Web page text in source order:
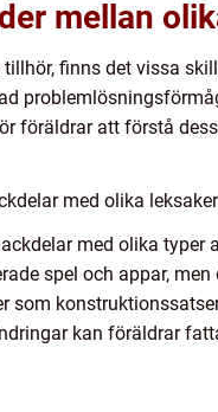
mellan
finns det vissa
föräldrar att förstå
med olika
med olika typer
spel och appar,
som
kan föräldrar